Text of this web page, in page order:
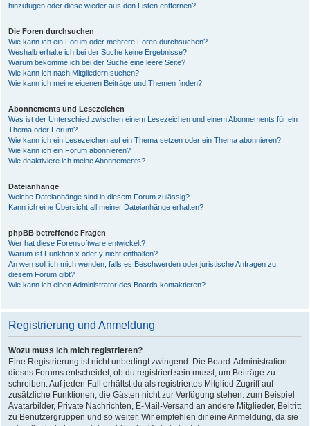
hinzufügen oder diese wieder aus den Listen entfernen?
Die Foren durchsuchen
Wie kann ich ein Forum oder mehrere Foren durchsuchen?
Weshalb erhalte ich bei der Suche keine Ergebnisse?
Warum bekomme ich bei der Suche eine leere Seite?
Wie kann ich nach Mitgliedern suchen?
Wie kann ich meine eigenen Beiträge und Themen finden?
Abonnements und Lesezeichen
Was ist der Unterschied zwischen einem Lesezeichen und einem Abonnements für ein
Thema oder Forum?
Wie kann ich ein Lesezeichen auf ein Thema setzen oder ein Thema abonnieren?
Wie kann ich ein Forum abonnieren?
Wie deaktiviere ich meine Abonnements?
Dateianhänge
Welche Dateianhänge sind in diesem Forum zulässig?
Kann ich eine Übersicht all meiner Dateianhänge erhalten?
phpBB betreffende Fragen
Wer hat diese Forensoftware entwickelt?
Warum ist Funktion x oder y nicht enthalten?
An wen soll ich mich wenden, falls es Beschwerden oder juristische Anfragen zu
diesem Forum gibt?
Wie kann ich einen Administrator des Boards kontaktieren?
Registrierung und Anmeldung
Wozu muss ich mich registrieren?
Eine Registrierung ist nicht unbedingt zwingend. Die Board-Administration
dieses Forums entscheidet, ob du registriert sein musst, um Beiträge zu
schreiben. Auf jeden Fall erhältst du als registriertes Mitglied Zugriff auf
zusätzliche Funktionen, die Gästen nicht zur Verfügung stehen: zum Beispiel
Avatarbilder, Private Nachrichten, E-Mail-Versand an andere Mitglieder, Beitritt
zu Benutzergruppen und so weiter. Wir empfehlen dir eine Anmeldung, da sie